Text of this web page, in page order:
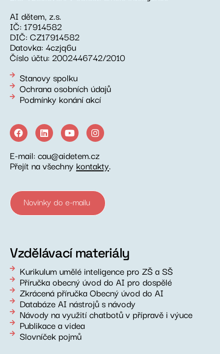
AI dětem, z.s.
IČ: 17914582
DIČ: CZ17914582
Datovka: 4czjq6u
Číslo účtu: 2002446742/2010
Stanovy spolku
Ochrana osobních údajů
Podmínky konání akcí
E-mail: cau@aidetem.cz
Přejít na všechny kontakty.
Novinky do e-mailu
Vzdělávací materiály
Kurikulum umělé inteligence pro ZŠ a SŠ
Příručka obecný úvod do AI pro dospělé
Zkrácená příručka Obecný úvod do AI
Databáze AI nástrojů s návody
Návody na využití chatbotů v přípravě i výuce
Publikace a videa
Slovníček pojmů